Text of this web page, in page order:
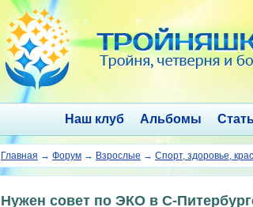
Наш клуб Альбомы
Главная → Форум → Взрослые → Спорт, здоровье,
Нужен совет по ЭКО в С-